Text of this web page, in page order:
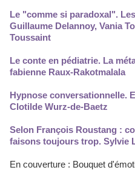
Le "comme si paradoxal".
Guillaume Delannoy, Vania
Toussaint
Le conte en pédiatrie. La
fabienne Raux-Rakotmalala
Hypnose conversationnelle.
Clotilde Wurz-de-Baetz
Selon François Roustang :
faisons toujours trop. Sylvie
En couverture : Bouquet